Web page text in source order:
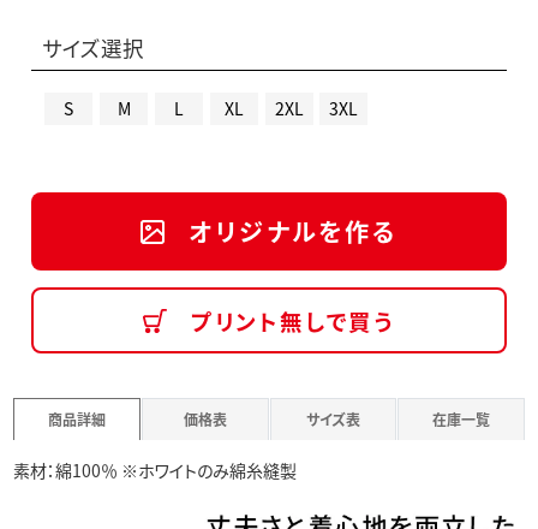
サイズ選択
S M L XL 2XL 3XL
オリジナルを作る
プリント無しで買う
商品詳細 価格表 サイズ表 在庫一覧
素材：綿100％ ※ホワイトのみ綿糸縫製